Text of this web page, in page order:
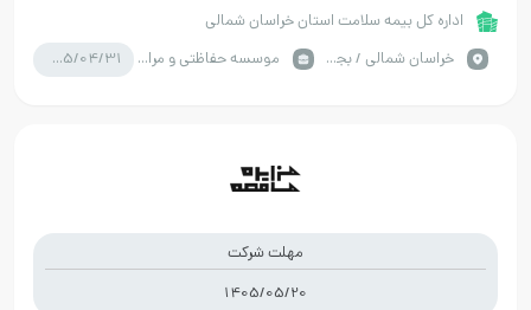
اداره کل بیمه سلامت استان خراسان شمالی
خراسان شمالي / بجنورد
موسسه حفاظتی و مراقبتی 1405/04/31
مهلت شرکت
1405/05/20